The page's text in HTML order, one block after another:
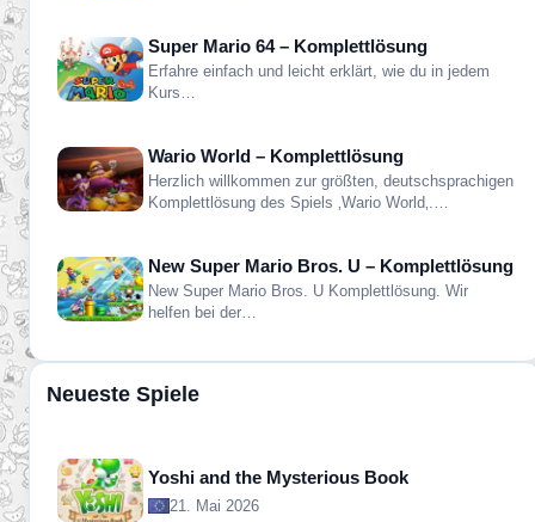
Super Mario 64 – Komplettlösung
Erfahre einfach und leicht erklärt, wie du in jedem
Kurs…
Wario World – Komplettlösung
Herzlich willkommen zur größten, deutschsprachigen
Komplettlösung des Spiels ‚Wario World‚.…
New Super Mario Bros. U – Komplettlösung
New Super Mario Bros. U Komplettlösung. Wir
helfen bei der…
Neueste Spiele
Yoshi and the Mysterious Book
21. Mai 2026